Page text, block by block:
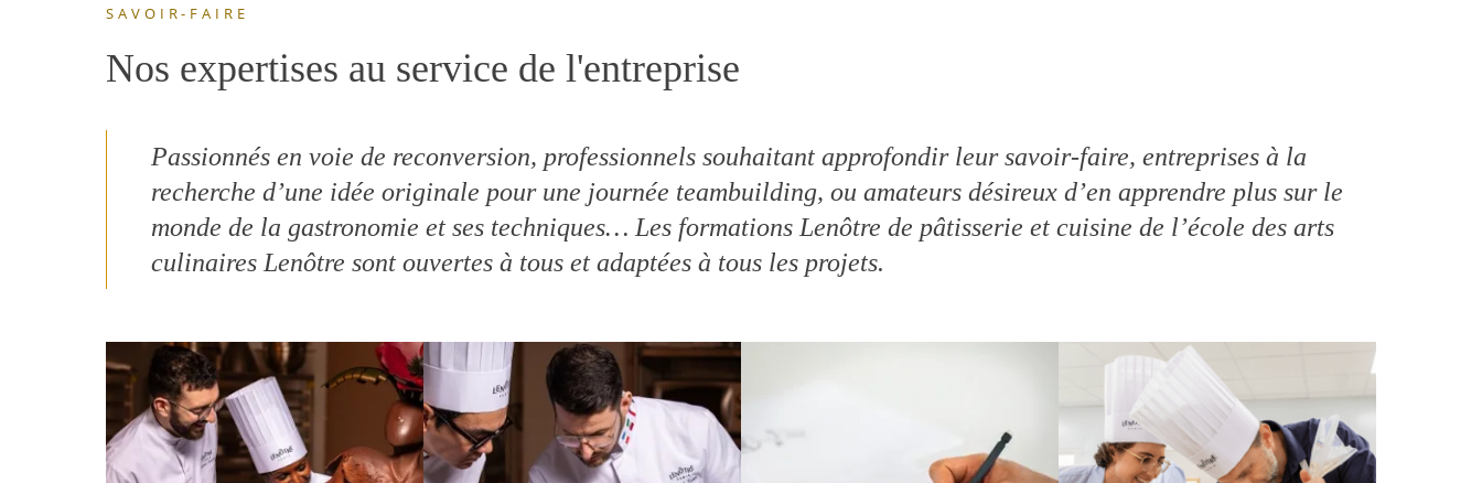
SAVOIR-FAIRE
Nos expertises au service de l'entreprise
Passionnés en voie de reconversion, professionnels souhaitant approfondir leur savoir-faire, entreprises à la
recherche d’une idée originale pour une journée teambuilding, ou amateurs désireux d’en apprendre plus sur le
monde de la gastronomie et ses techniques… Les formations Lenôtre de pâtisserie et cuisine de l’école des arts
culinaires Lenôtre sont ouvertes à tous et adaptées à tous les projets.